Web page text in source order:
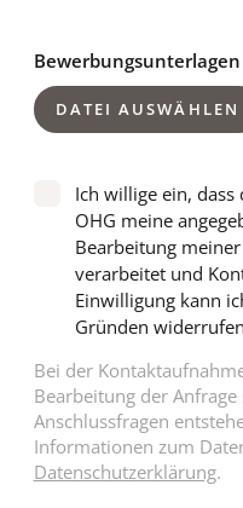
DATEI AUSWÄHLEN
Ich willige ein,
OHG meine
Bearbeitung
verarbeitet und
Einwilligung kann
Gründen
Bei der
Bearbeitung der
Anschlussfragen
Informationen zum
Datenschutzerklärung.